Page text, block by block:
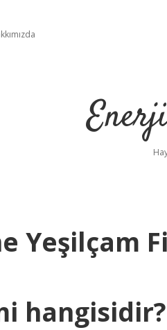
Yeşilçam
hangisidir?